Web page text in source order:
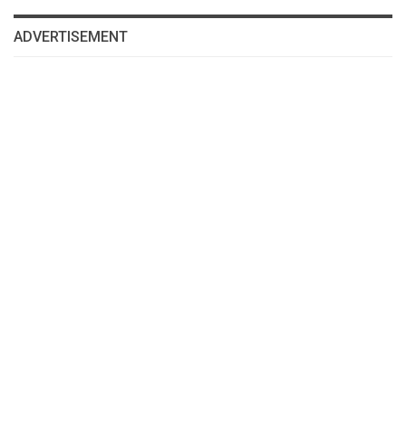
ADVERTISEMENT